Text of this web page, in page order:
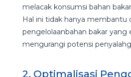
melacak konsumsi bahan
Hal ini tidak hanya membantu
pengelolaanbahan bakar yang
mengurangi potensi
2. Optimalisasi